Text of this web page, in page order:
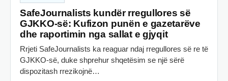
SafeJournalists kundër rregullores së
GJKKO-së: Kufizon punën e gazetarëve
dhe raportimin nga sallat e gjyqit
Rrjeti SafeJournalists ka reaguar ndaj rregullores së re të
GJKKO-së, duke shprehur shqetësim se një sërë
dispozitash rrezikojnë…